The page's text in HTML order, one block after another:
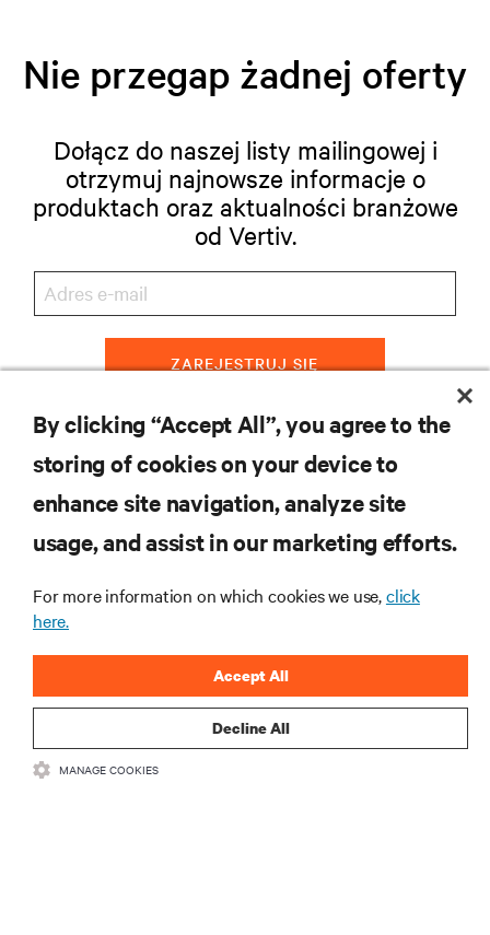
Nie przegap żadnej oferty
Dołącz do naszej listy mailingowej i
otrzymuj najnowsze informacje o
produktach oraz aktualności branżowe
od Vertiv.
ZAREJESTRUJ SIĘ
WSPARCIE
O NAS
DOŁĄCZ DO NAS
By clicking “Accept All”, you agree to the
storing of cookies on your device to
enhance site navigation, analyze site
usage, and assist in our marketing efforts.
For more information on which cookies we use,click
here.
Decline All
Accept All
MANAGE COOKIES